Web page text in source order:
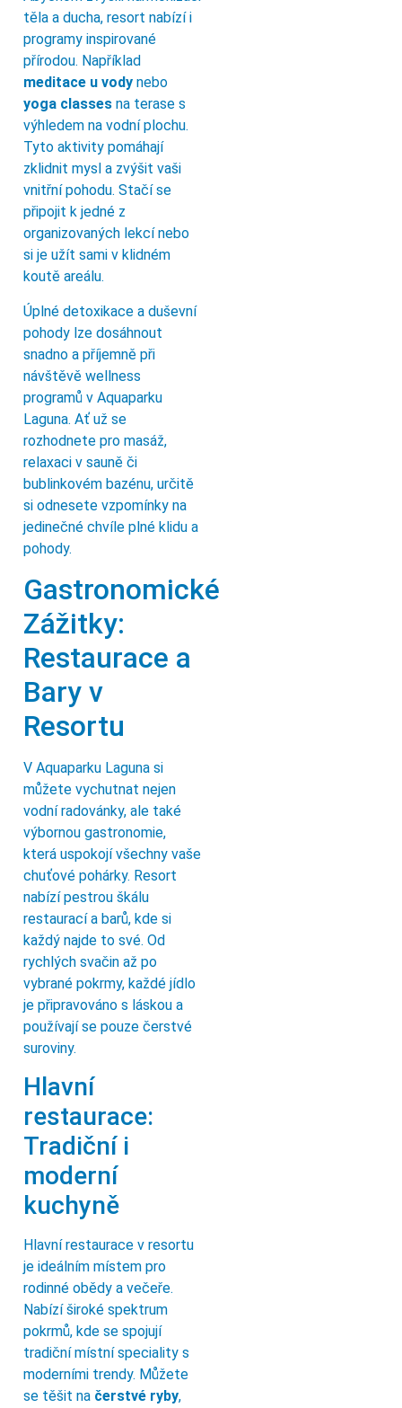
těla a ducha, resort nabízí i
programy inspirované
přírodou. Například
meditace u vody nebo
yoga classes na terase s
výhledem na vodní plochu.
Tyto aktivity pomáhají
zklidnit mysl a zvýšit vaši
vnitřní pohodu. Stačí se
připojit k jedné z
organizovaných lekcí nebo
si je užít sami v klidném
koutě areálu.
Úplné detoxikace a duševní
pohody lze dosáhnout
snadno a příjemně při
návštěvě wellness
programů v Aquaparku
Laguna. Ať už se
rozhodnete pro masáž,
relaxaci v sauně či
bublinkovém bazénu, určitě
si odnesete vzpomínky na
jedinečné chvíle plné klidu a
pohody.
Gastronomické
Zážitky:
Restaurace a
Bary v
Resortu
V Aquaparku Laguna si
můžete vychutnat nejen
vodní radovánky, ale také
výbornou gastronomie,
která uspokojí všechny vaše
chuťové pohárky. Resort
nabízí pestrou škálu
restaurací a barů, kde si
každý najde to své. Od
rychlých svačin až po
vybrané pokrmy, každé jídlo
je připravováno s láskou a
používají se pouze čerstvé
suroviny.
Hlavní
restaurace:
Tradiční i
moderní
kuchyně
Hlavní restaurace v resortu
je ideálním místem pro
rodinné obědy a večeře.
Nabízí široké spektrum
pokrmů, kde se spojují
tradiční místní speciality s
moderními trendy. Můžete
se těšit na čerstvé ryby,